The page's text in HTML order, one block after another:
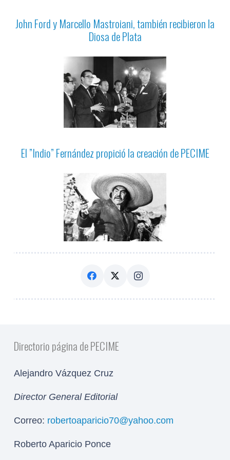
John Ford y Marcello Mastroiani, también recibieron la
Diosa de Plata
El ”Indio” Fernández propició la creación de PECIME
Directorio página de PECIME
Alejandro Vázquez Cruz
Director General Editorial
Correo: robertoaparicio70@yahoo.com
Roberto Aparicio Ponce